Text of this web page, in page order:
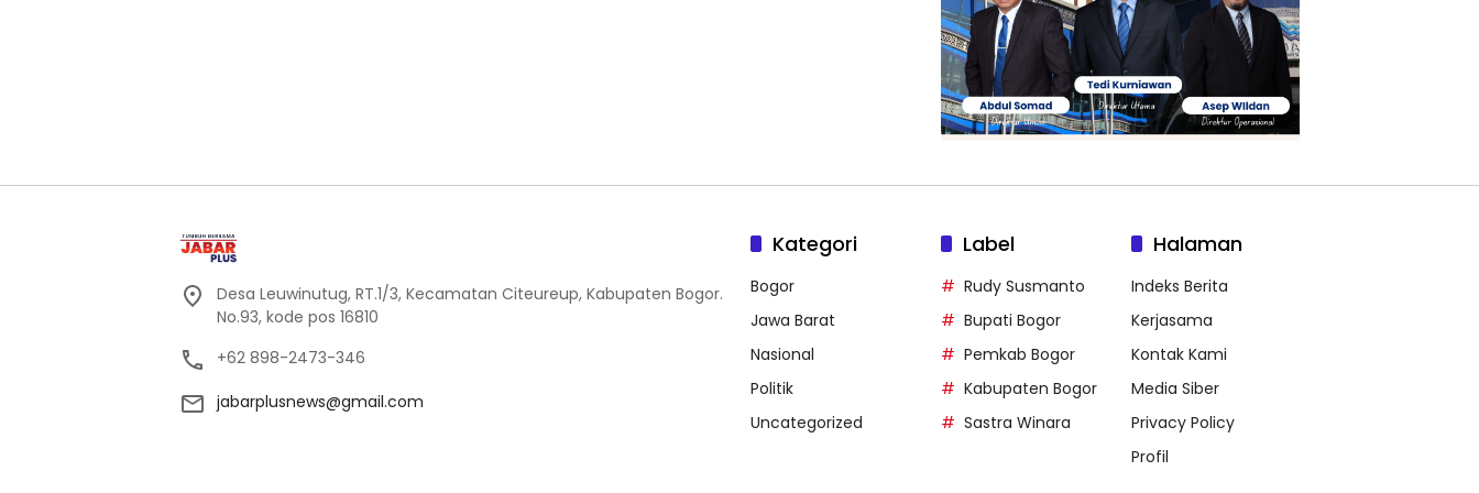
Desa Leuwinutug, RT.1/3, Kecamatan Citeureup, Kabupaten Bogor.
No.93, kode pos 16810
+62 898-2473-346
jabarplusnews@gmail.com
Kategori
Bogor
Jawa Barat
Nasional
Politik
Uncategorized
Label
Rudy Susmanto
Bupati Bogor
Pemkab Bogor
Kabupaten Bogor
Sastra Winara
Halaman
Indeks Berita
Kerjasama
Kontak Kami
Media Siber
Privacy Policy
Profil